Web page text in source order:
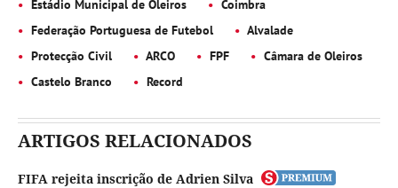
Estádio Municipal de Oleiros
Coimbra
Federação Portuguesa de Futebol
Alvalade
Protecção Civil
ARCO FPF
Câmara de Oleiros
Castelo Branco
Record
ARTIGOS RELACIONADOS
FIFA rejeita inscrição de Adrien Silva